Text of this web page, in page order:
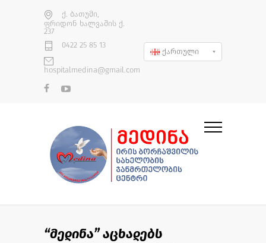
ქ. ბათუმი,
ფრიდონ ხალვაშის ქ.
237
0422 25 85 13
hospitalmedina@gmail.com
ქართული
“მედინა” აცხადებს